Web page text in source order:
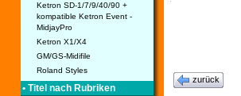
Ketron SD-1/7/9/40/90 +
kompatible Ketron Event -
MidjayPro
Ketron X1/X4
GM/GS-Midifile
Roland Styles
• Titel nach Rubriken
zurück